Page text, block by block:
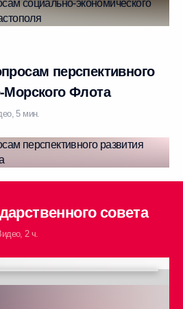
перспективного
Морского Флота
5 мин.
совета
2 ч.